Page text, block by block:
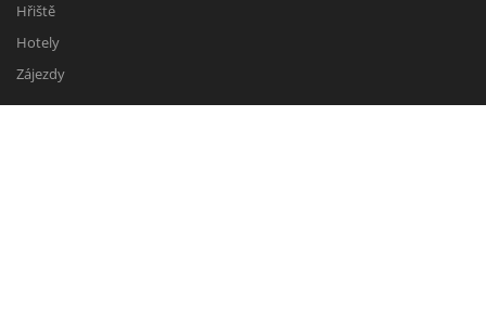
Hřiště
Hotely
Zájezdy